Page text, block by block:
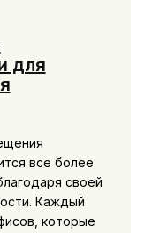
для
все более
своей
Каждый
которые